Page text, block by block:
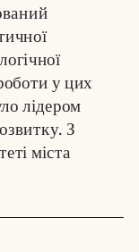
у цих
лідером
З
міста